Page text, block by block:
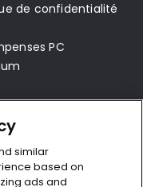
de confidentialité
PC
sur les services
similar
based on
ads and